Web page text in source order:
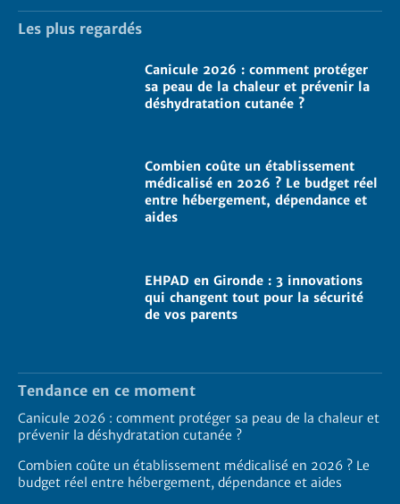
Les plus regardés
Canicule 2026 : comment protéger
sa peau de la chaleur et prévenir la
déshydratation cutanée ?
Combien coûte un établissement
médicalisé en 2026 ? Le budget réel
entre hébergement, dépendance et
aides
EHPAD en Gironde : 3 innovations
qui changent tout pour la sécurité
de vos parents
Tendance en ce moment
Canicule 2026 : comment protéger sa peau de la chaleur et
prévenir la déshydratation cutanée ?
Combien coûte un établissement médicalisé en 2026 ? Le
budget réel entre hébergement, dépendance et aides